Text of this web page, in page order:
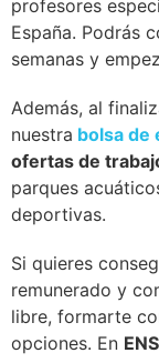
profesores
España. Podrás
semanas y
Además, al
nuestra bolsa de
ofertas de
parques
deportivas.
Si quieres
remunerado y
libre, formarte
opciones. En